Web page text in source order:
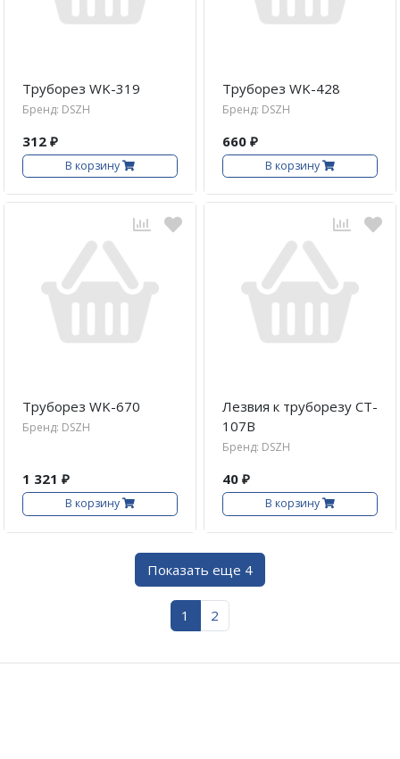
Труборез WK-319
Бренд: DSZH
312 ₽
В корзину
Труборез WK-428
Бренд: DSZH
660 ₽
В корзину
Труборез WK-670
Бренд: DSZH
1 321 ₽
В корзину
Лезвия к труборезу CT-
107B
Бренд: DSZH
40 ₽
В корзину
Показать еще 4
1 2